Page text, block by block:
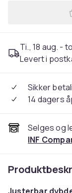
Ti., 18 aug. -
Levert i
Sikker
14 dagers
Selges og
INF